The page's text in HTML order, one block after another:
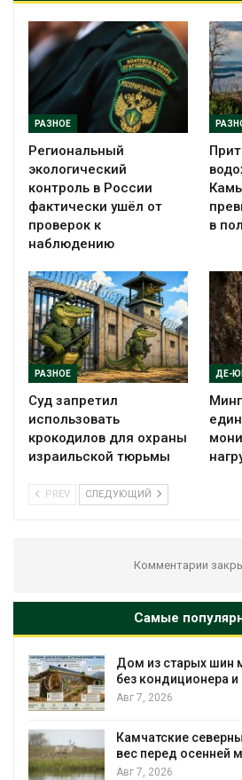
РАЗНОЕ
Региональный
экологический
контроль в России
фактически ушёл от
проверок к
наблюдению
в
РАЗНОЕ
Суд запретил
использовать
крокодилов для охраны
израильской тюрьмы
ДЕ-
PREV СЛЕДУЮЩИЙ
Комментарии
Самые
Дом из старых шин
без кондиционера и
Авг 7, 2026
Камчатские
вес перед осенней
Авг 7, 2026